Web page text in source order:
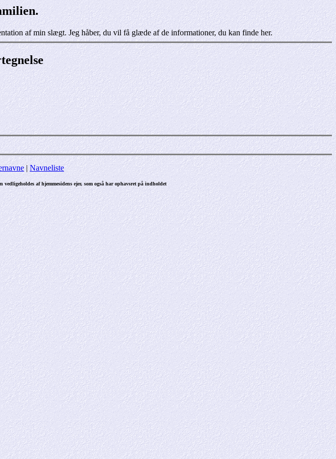
af min slægt. Jeg håber, du vil få glæde af de informationer, du kan finde her.
|Navneliste
vedligeholdes af hjemmesidens ejer, som også har ophavsret på indholdet